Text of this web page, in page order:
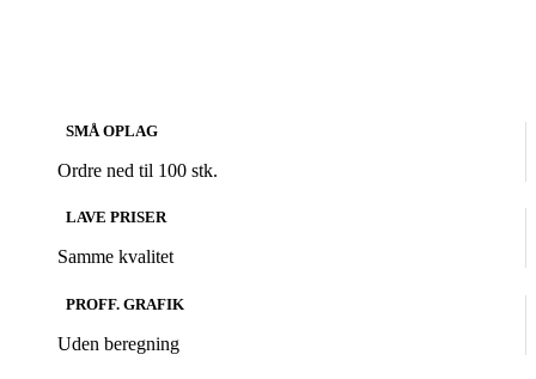
SMÅ OPLAG
Ordre ned til 100 stk.
LAVE PRISER
Samme kvalitet
PROFF. GRAFIK
Uden beregning